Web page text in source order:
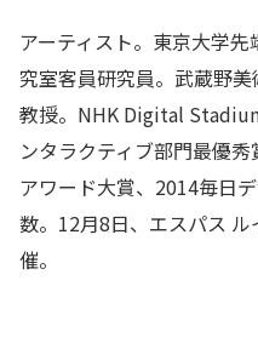
アーティスト。東京大学
究室客員研究員。武蔵野
教授。NHK Digital
ンタラクティブ部門最優
アワード大賞、2014毎日
数。12月8日、エスパス
催。